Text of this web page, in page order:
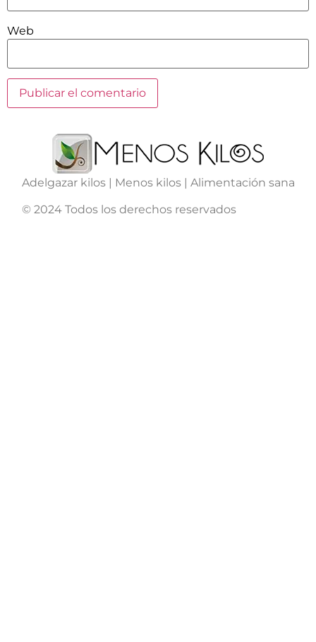
Web
Adelgazar kilos | Menos kilos | Alimentación sana
© 2024 Todos los derechos reservados